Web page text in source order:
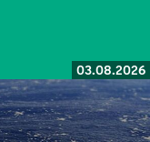
03.08.2026